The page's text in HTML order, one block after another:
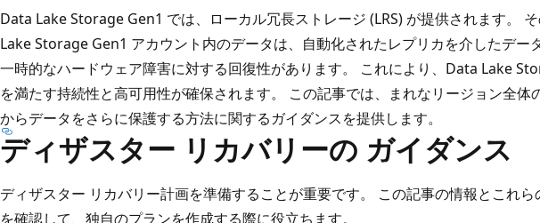
Data Lake Storage Gen1 では、ローカル冗長ストレージ (LRS) が提供されます。
Lake Storage Gen1 アカウント内のデータは、自動化されたレプリカを介したデー
一時的なハードウェア障害に対する回復性があります。 これにより、Data Lake
を満たす持続性と高可用性が確保されます。 この記事では、まれなリージョン全体
からデータをさらに保護する方法に関するガイダンスを提供します。
ディザスター リカバリーの ガイダンス
ディザスター リカバリー計画を準備することが重要です。 この記事の情報とこれら
を確認して、独自のプランを作成する際に役立ちます。